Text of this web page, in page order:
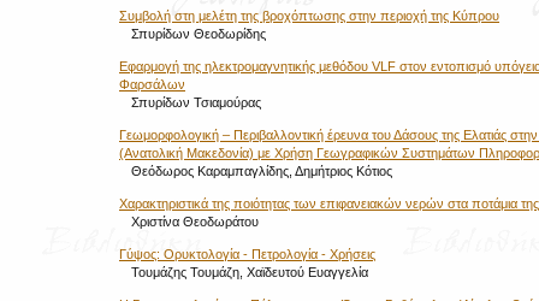
Συμβολή στη μελέτη της βροχόπτωσης στην περιοχή της Κύπρου
Σπυρίδων Θεοδωρίδης
Εφαρμογή της ηλεκτρομαγνητικής μεθόδου VLF στον εντοπισμό
Φαρσάλων
Σπυρίδων Τσιαμούρας
Γεωμορφολογική – Περιβαλλοντική έρευνα του Δάσους της Ελατιάς
(Ανατολική Μακεδονία) με Χρήση Γεωγραφικών Συστημάτων
Θεόδωρος Καραμπαγλίδης, Δημήτριος Κότιος
Χαρακτηριστικά της ποιότητας των επιφανειακών νερών στα ποτάμια
Χριστίνα Θεοδωράτου
Γύψος: Ορυκτολογία - Πετρολογία - Χρήσεις
Τουμάζης Τουμάζη, Χαϊδευτού Ευαγγελία